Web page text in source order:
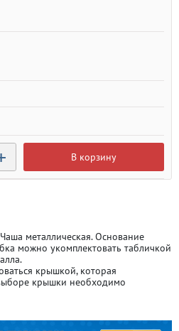
В корзину
металлическая. Основание
можно укомплектовать табличкой
крышкой, которая
крышки необходимо